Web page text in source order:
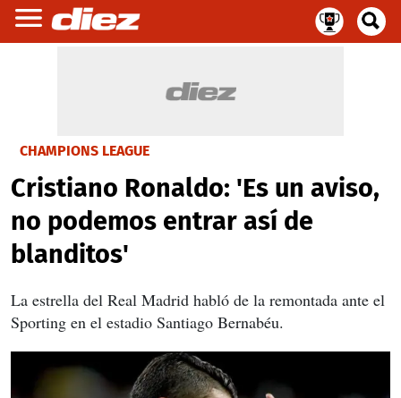
CHAMPIONS LEAGUE
Cristiano Ronaldo: 'Es un aviso,
no podemos entrar así de
blanditos'
La estrella del Real Madrid habló de la remontada ante el
Sporting en el estadio Santiago Bernabéu.